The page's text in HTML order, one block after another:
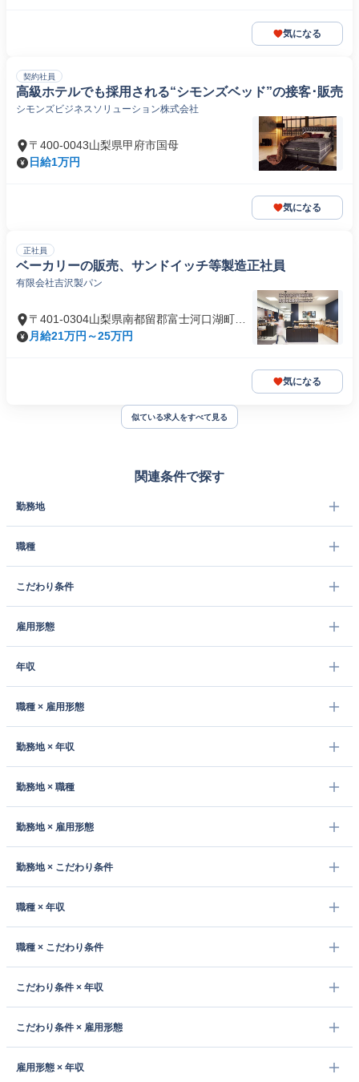
気になる
契約社員
高級ホテルでも採用される“シモンズベッド”の接客･販売
シモンズビジネスソリューション株式会社
〒400-0043山梨県甲府市国母
日給1万円
気になる
正社員
ベーカリーの販売、サンドイッチ等製造正社員
有限会社吉沢製パン
〒401-0304山梨県南都留郡富士河口湖町河
口
月給21万円～25万円
気になる
似ている求人をすべて見る
関連条件で探す
勤務地
職種
こだわり条件
雇用形態
年収
職種 × 雇用形態
勤務地 × 年収
勤務地 × 職種
勤務地 × 雇用形態
勤務地 × こだわり条件
職種 × 年収
職種 × こだわり条件
こだわり条件 × 年収
こだわり条件 × 雇用形態
雇用形態 × 年収